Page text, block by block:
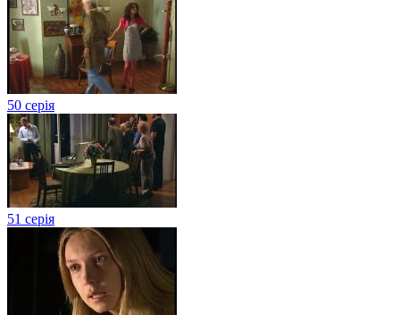
50 серія
51 серія